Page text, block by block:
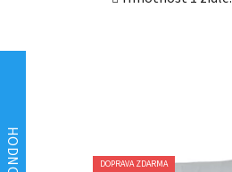
DOPRAVA ZDARMA